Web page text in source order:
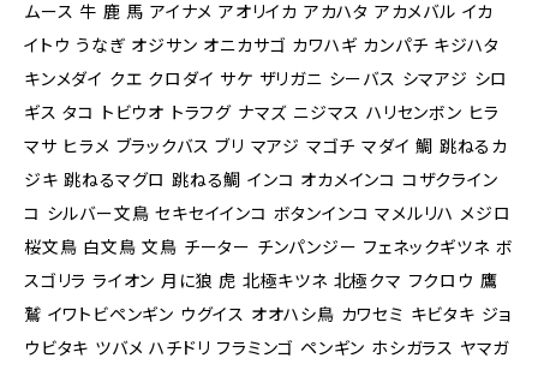
ムース 牛 鹿 馬 アイナメ アオリイカ アカハタ アカメバル イカ
イトウ うなぎ オジサン オニカサゴ カワハギ カンパチ キジハタ
キンメダイ クエ クロダイ サケ ザリガニ シーバス シマアジ シロ
ギス タコ トビウオ トラフグ ナマズ ニジマス ハリセンボン ヒラ
マサ ヒラメ ブラックバス ブリ マアジ マゴチ マダイ 鯛 跳ねるカ
ジキ 跳ねるマグロ 跳ねる鯛 インコ オカメインコ コザクライン
コ シルバー文鳥 セキセイインコ ボタンインコ マメルリハ メジロ
桜文鳥 白文鳥 文鳥 チーター チンパンジー フェネックギツネ ボ
スゴリラ ライオン 月に狼 虎 北極キツネ 北極クマ フクロウ 鷹
鷲 イワトビペンギン ウグイス オオハシ鳥 カワセミ キビタキ ジョ
ウビタキ ツバメ ハチドリ フラミンゴ ペンギン ホシガラス ヤマガ